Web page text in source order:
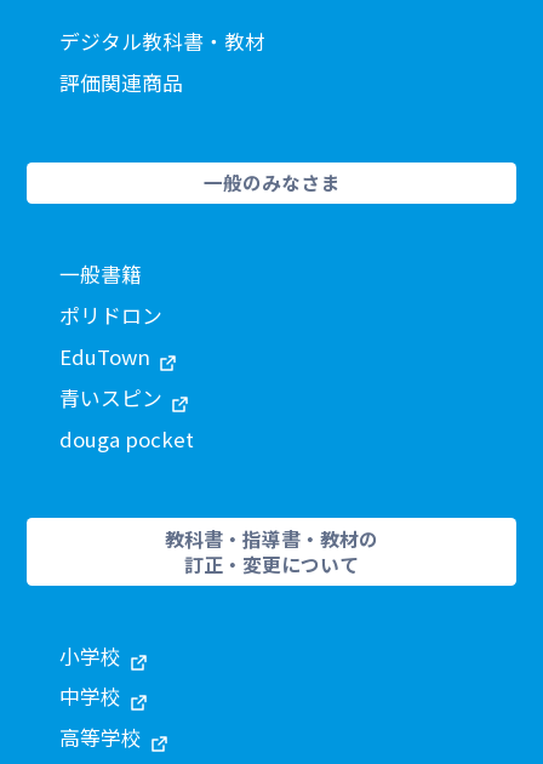
デジタル教科書・教材
評価関連商品
一般のみなさま
一般書籍
ポリドロン
EduTown
青いスピン
douga pocket
教科書・指導書・教材の
訂正・変更について
小学校
中学校
高等学校